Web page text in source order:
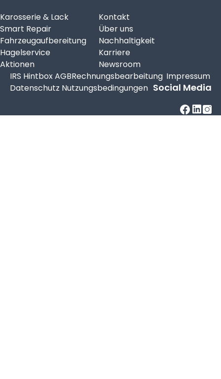
Karosserie & Lack
Smart Repair
Fahrzeugaufbereitung
Hagelservice
Aktionen
Kontakt
Über uns
Nachhaltigkeit
Karriere
Newsroom
IRS HintboxAGBRechnungsbearbeitung Impressum
Datenschutz Nutzungsbedingungen Social Media